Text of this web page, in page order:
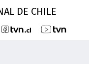
DE CHILE